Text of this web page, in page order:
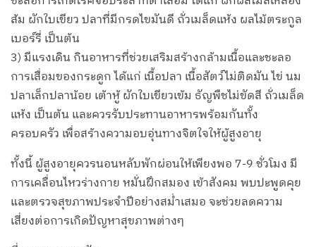
ส้ม ผักใบเขียว ปลาที่มีกรดไขมันดี ถั่วเมล็ดแห้ง ผลไม้ตระกูล
เบอร์รี่ เป็นต้น
3) มีแรงเดิน กินอาหารที่ช่วยเสริมสร้างกล้ามเนื้อและชะลอ
การเสื่อมของกระดูก ได้แก่ เนื้อปลา เนื้อสัตว์ไม่ติดมัน ไข่ นม
ปลาเล็กปลาน้อย เต้าหู้ ผักใบเขียวเข้ม ธัญพืชไม่ขัดสี ถั่วเมล็ด
แห้ง เป็นต้น และควรรับประทานอาหารพร้อมกันทั้ง
ครอบครัว เพื่อสร้างความอบอุ่นทางจิตใจให้ผู้สูงอายุ
ทั้งนี้ ผู้สูงอายุควรนอนหลับพักผ่อนให้เพียงพอ 7-9 ชั่วโมง มี
การเคลื่อนไหวร่างกาย หมั่นฝึกสมอง เข้าสังคม พบปะพูดคุย
และตรวจสุขภาพประจำปีอย่างสม่ำเสมอ จะช่วยลดความ
เสี่ยงต่อการเกิดปัญหาสุขภาพต่างๆ